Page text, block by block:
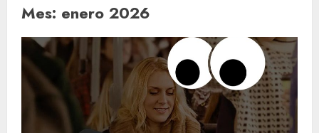
Mes: enero 2026